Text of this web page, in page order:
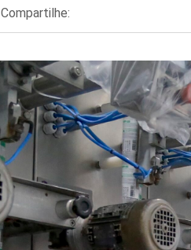
Compartilhe: